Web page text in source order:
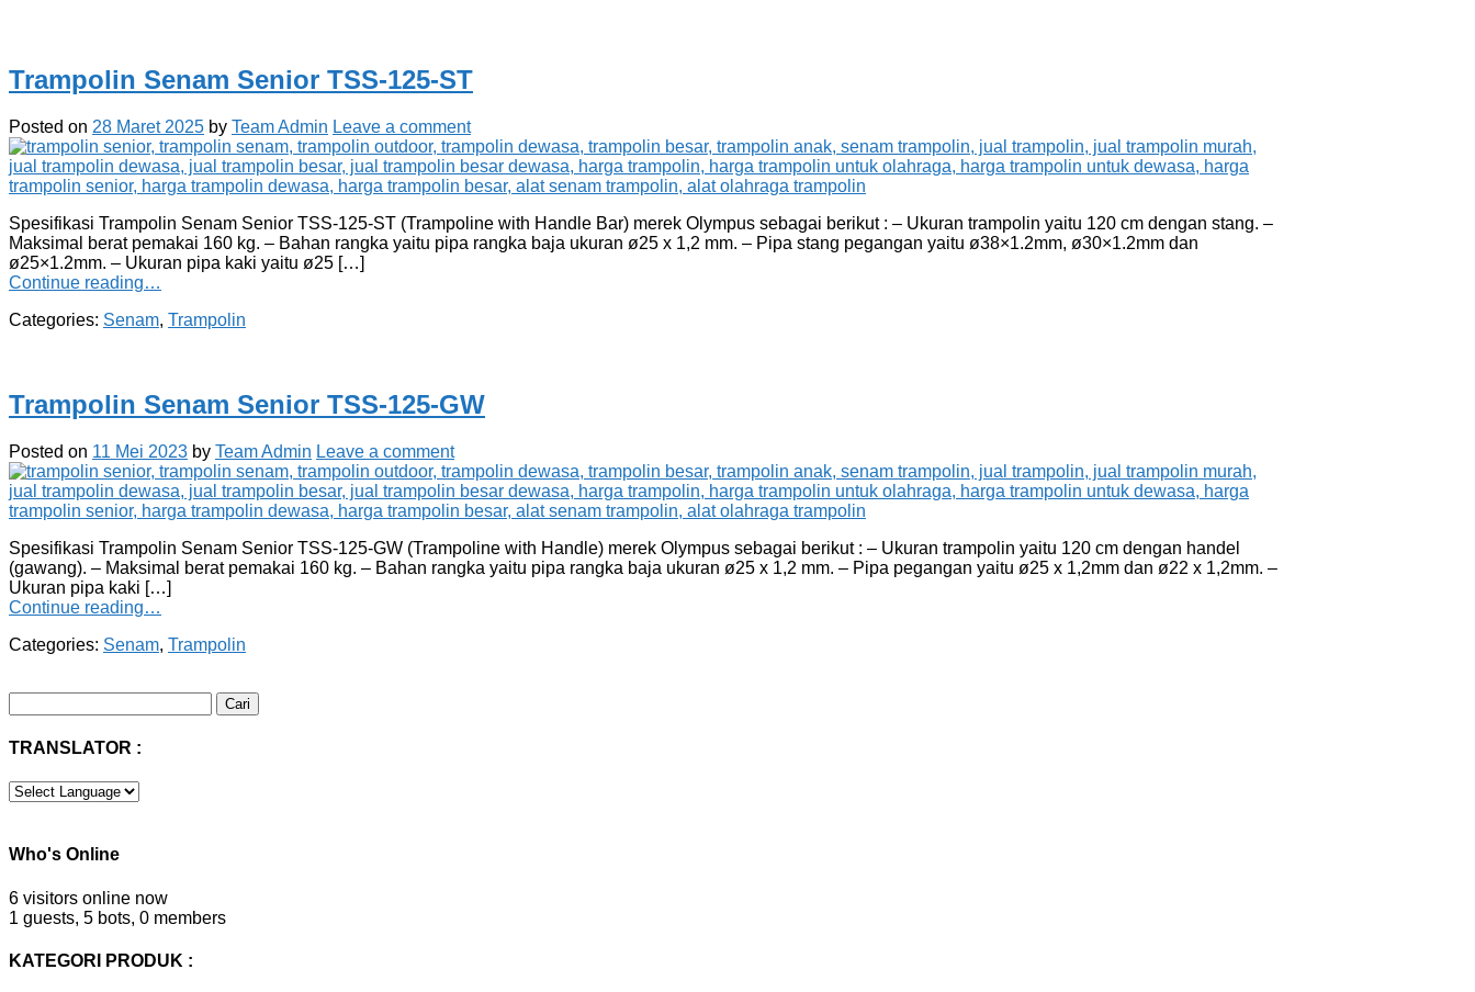
Trampolin Senam Senior TSS-125-ST
Posted on 28 Maret 2025 by Team Admin Leave a comment
Spesifikasi Trampolin Senam Senior TSS-125-ST (Trampoline with Handle Bar) merek Olympus sebagai berikut : – Ukuran trampolin yaitu 120 cm dengan stang. –
Maksimal berat pemakai 160 kg. – Bahan rangka yaitu pipa rangka baja ukuran ø25 x 1,2 mm. – Pipa stang pegangan yaitu ø38×1.2mm, ø30×1.2mm dan
ø25×1.2mm. – Ukuran pipa kaki yaitu ø25 […]
Continue reading…
Categories: Senam, Trampolin
Trampolin Senam Senior TSS-125-GW
Posted on 11 Mei 2023 by Team Admin Leave a comment
Spesifikasi Trampolin Senam Senior TSS-125-GW (Trampoline with Handle) merek Olympus sebagai berikut : – Ukuran trampolin yaitu 120 cm dengan handel
(gawang). – Maksimal berat pemakai 160 kg. – Bahan rangka yaitu pipa rangka baja ukuran ø25 x 1,2 mm. – Pipa pegangan yaitu ø25 x 1,2mm dan ø22 x 1,2mm. –
Ukuran pipa kaki […]
Continue reading…
Categories: Senam, Trampolin
untuk:
TRANSLATOR :
Who's Online
6 visitors online now
1 guests, 5 bots, 0 members
KATEGORI PRODUK :